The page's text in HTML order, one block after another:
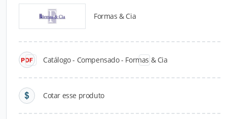
Formas & Cia
Catálogo - Compensado - Formas & Cia
Cotar esse produto
Catálogos para Download